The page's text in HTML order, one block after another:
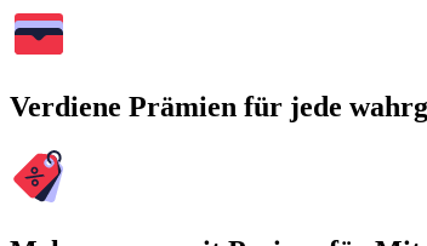
Verdiene Prämien für jede